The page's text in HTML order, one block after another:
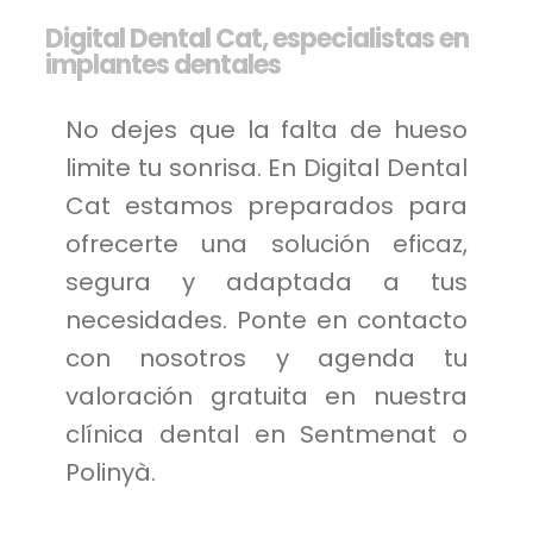
Digital Dental Cat, especialistas en
implantes dentales
No dejes que la falta de hueso
limite tu sonrisa. En Digital Dental
Cat estamos preparados para
ofrecerte una solución eficaz,
segura y adaptada a tus
necesidades. Ponte en contacto
con nosotros y agenda tu
valoración gratuita en nuestra
clínica dental en Sentmenat o
Polinyà.